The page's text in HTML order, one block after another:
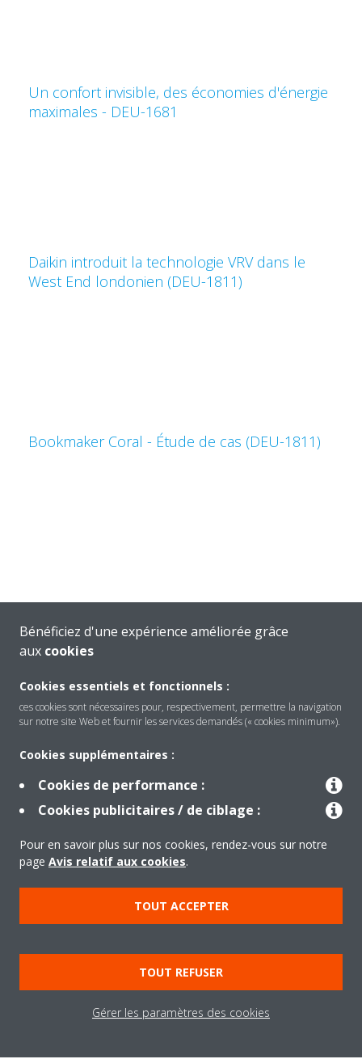
Un confort invisible, des économies d'énergie
maximales - DEU-1681
Daikin introduit la technologie VRV dans le
West End londonien (DEU-1811)
Bookmaker Coral - Étude de cas (DEU-1811)
Produits
Bénéficiez d'une expérience améliorée grâce
aux cookies
Cookies essentiels et fonctionnels :
ces cookies sont nécessaires pour, respectivement, permettre la navigation
sur notre site Web et fournir les services demandés (« cookies minimum»).
Cookies supplémentaires :
Cookies de performance :
Cookies publicitaires / de ciblage :
Pour en savoir plus sur nos cookies, rendez-vous sur notre
page Avis relatif aux cookies.
TOUT ACCEPTER
TOUT REFUSER
Gérer les paramètres des cookies